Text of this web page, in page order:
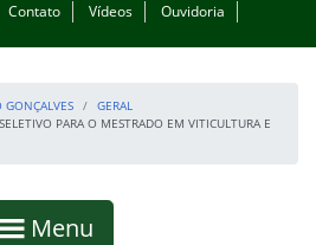
Contato Vídeos
Ouvidoria
GONÇALVES
GERAL
PARA O MESTRADO EM VITICULTURA E
Mostrar
Menu